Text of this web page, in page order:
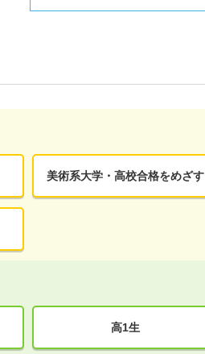
美術系大学・高校合格をめざす
高1生